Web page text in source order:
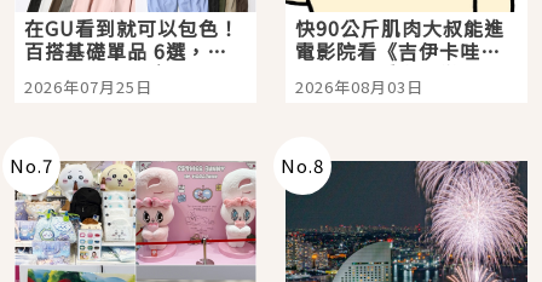
在GU看到就可以包色！
百搭基礎單品 6選，閉
眼全收也不心疼
2026年07月25日
快90公斤肌肉大叔能進
電影院看《吉伊卡哇》
嗎？日本重金屬樂團
「打首」會長與nagano
2026年08月03日
No.7 No.8